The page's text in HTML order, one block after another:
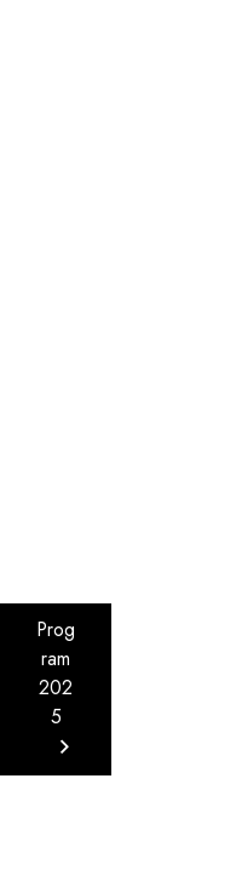
Prog
ram
202
5